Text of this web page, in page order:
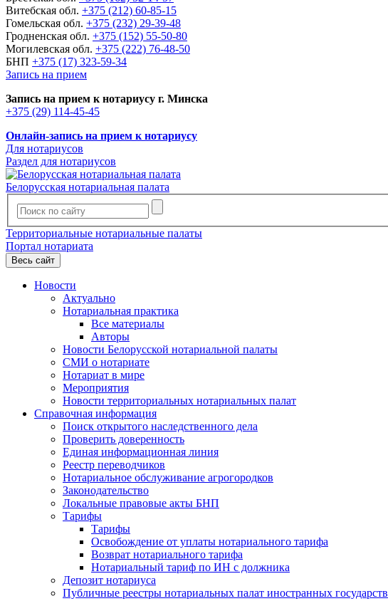
Витебская обл. +375 (212) 60-85-15
Гомельская обл. +375 (232) 29-39-48
Гродненская обл. +375 (152) 55-50-80
Могилевская обл. +375 (222) 76-48-50
БНП +375 (17) 323-59-34
Запись на прием
Запись на прием к нотариусу г. Минска
+375 (29) 114-45-45
Онлайн-запись на прием к нотариусу
Для нотариусов
Раздел для нотариусов
Белорусская нотариальная палата
Территориальные нотариальные палаты
Портал нотариата
Весь сайт
Новости
Актуально
Нотариальная практика
Все материалы
Авторы
Новости Белорусской нотариальной палаты
СМИ о нотариате
Нотариат в мире
Мероприятия
Новости территориальных нотариальных палат
Справочная информация
Поиск открытого наследственного дела
Проверить доверенность
Единая информационная линия
Реестр переводчиков
Нотариальное обслуживание агрогородков
Законодательство
Локальные правовые акты БНП
Тарифы
Тарифы
Освобождение от уплаты нотариального тарифа
Возврат нотариального тарифа
Нотариальный тариф по ИН с должника
Депозит нотариуса
Публичные реестры нотариальных палат иностранных государств